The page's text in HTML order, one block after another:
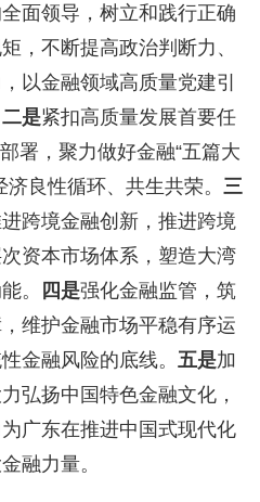
面领导，树立和践行正确
，不断提高政治判断力、
以金融领域高质量党建引
二是紧扣高质量发展首要任
署，聚力做好金融“五篇大
良性循环、共生共荣。 三
跨境金融创新，推进跨境
资本市场体系，塑造大湾
。
四是强化金融监管，筑
维护金融市场平稳有序运
金融风险的底线。 五是加
弘扬中国特色金融文化，
广东在推进中国式现代化
融力量。